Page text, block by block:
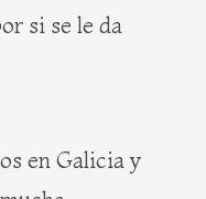
si se le da
en Galicia y